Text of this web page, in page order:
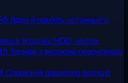
Ядра й пам'ять останнього
Жодних HDD, ніколи
Тарифи з високою пропускною
Справжня апаратна ізоляція